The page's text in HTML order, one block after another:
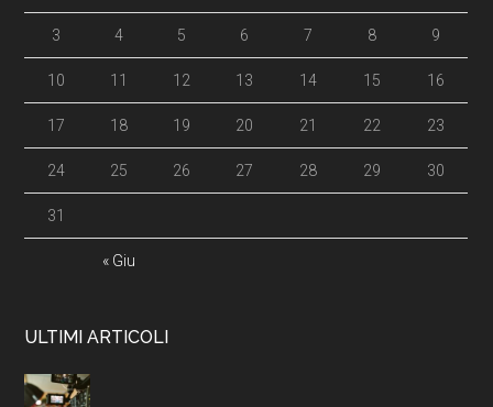
« Giu
3 4 5 6 7 8 9
10 11 12 13 14 15 16
17 18 19 20 21 22 23
24 25 26 27 28 29 30
31
ULTIMI ARTICOLI